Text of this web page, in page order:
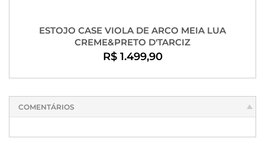
ESTOJO CASE VIOLA DE ARCO MEIA LUA
CREME&PRETO D'TARCIZ
R$ 1.499,90
COMENTÁRIOS